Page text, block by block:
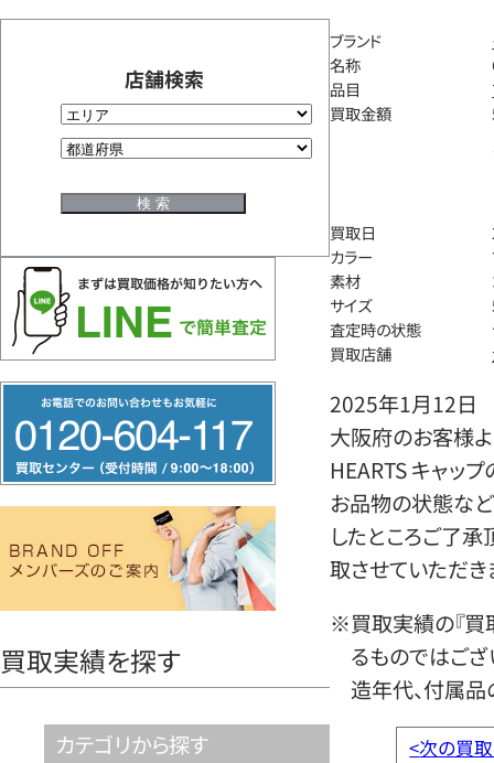
店舗検索
リ
ー
ヤ
買取実績を探す
カテゴリから探す
ブランド
名称
品目
買取金額
買取日
カラー
素材
サイズ
査定時の状態
買取店舗
2025年1月12日
大阪府のお客様
HEARTS キャッ
お品物の状態など
したところご了
取させていただき
※買取実績の『買
るものではござ
造年代、付属品
<次の買